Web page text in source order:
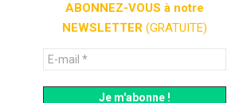
ABONNEZ-VOUS à notre
NEWSLETTER (GRATUITE)